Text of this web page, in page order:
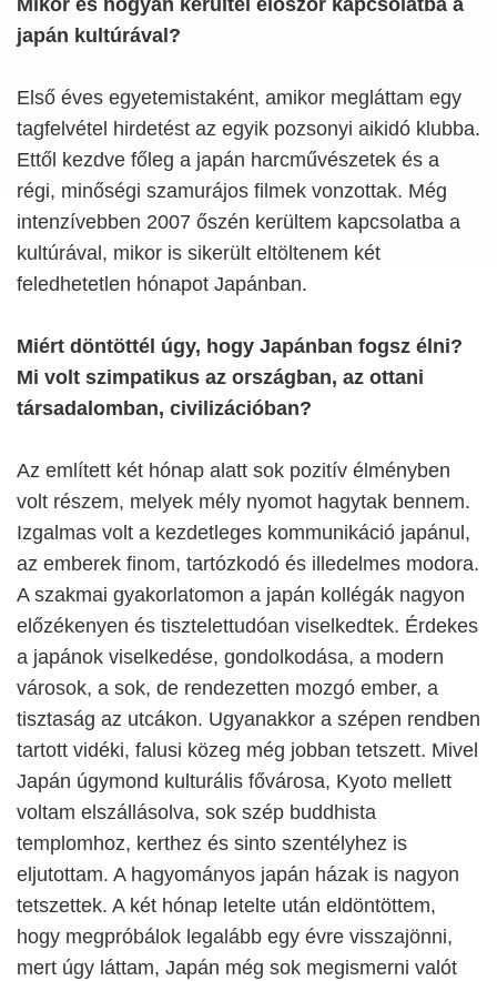
Mikor és hogyan kerültél először kapcsolatba a
japán kultúrával?
Első éves egyetemistaként, amikor megláttam egy
tagfelvétel hirdetést az egyik pozsonyi aikidó klubba.
Ettől kezdve főleg a japán harcművészetek és a
régi, minőségi szamurájos filmek vonzottak. Még
intenzívebben 2007 őszén kerültem kapcsolatba a
kultúrával, mikor is sikerült eltöltenem két
feledhetetlen hónapot Japánban.
Miért döntöttél úgy, hogy Japánban fogsz élni?
Mi volt szimpatikus az országban, az ottani
társadalomban, civilizációban?
Az említett két hónap alatt sok pozitív élményben
volt részem, melyek mély nyomot hagytak bennem.
Izgalmas volt a kezdetleges kommunikáció japánul,
az emberek finom, tartózkodó és illedelmes modora.
A szakmai gyakorlatomon a japán kollégák nagyon
előzékenyen és tisztelettudóan viselkedtek. Érdekes
a japánok viselkedése, gondolkodása, a modern
városok, a sok, de rendezetten mozgó ember, a
tisztaság az utcákon. Ugyanakkor a szépen rendben
tartott vidéki, falusi közeg még jobban tetszett. Mivel
Japán úgymond kulturális fővárosa, Kyoto mellett
voltam elszállásolva, sok szép buddhista
templomhoz, kerthez és sinto szentélyhez is
eljutottam. A hagyományos japán házak is nagyon
tetszettek. A két hónap letelte után eldöntöttem,
hogy megpróbálok legalább egy évre visszajönni,
mert úgy láttam, Japán még sok megismerni valót